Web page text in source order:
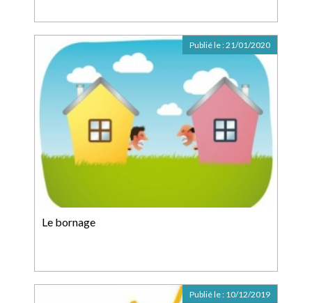
Le bornage
Publié le :21/01/2020
Publié le : 10/12/2019